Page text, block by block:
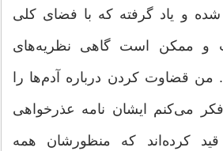
و یاد گرفته که با فضای کلی
و ممکن است گاهی نظریه‌های
من قضاوت کردن درباره آدم‌ها را
می‌کنم ایشان نامه عذرخواهی
کرده‌اند که منظورشان همه